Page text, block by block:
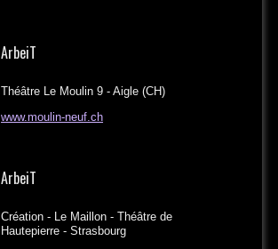
ArbeiT
Théâtre Le Moulin 9 - Aigle (CH)
www.moulin-neuf.ch
ArbeiT
Création - Le Maillon - Théâtre de
Hautepierre - Strasbourg